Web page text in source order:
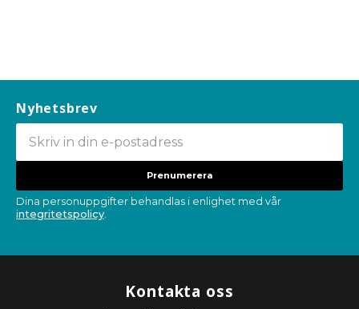
Nyhetsbrev
Prenumerera
Dina personuppgifter behandlas i enlighet med vår
integritetspolicy.
Kontakta oss